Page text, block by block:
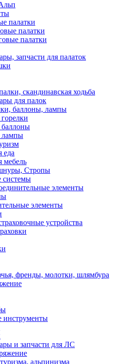
палатки
палатки
палатки
запчасти для палаток
скандинавская ходьба
для палок
баллоны, лампы
баллоны
лампы
еда
мебель
Стропы
системы
элементы
элементы
устройства
френды, молотки, шлямбура
инструменты
и запчасти для ЛС
альпинизма